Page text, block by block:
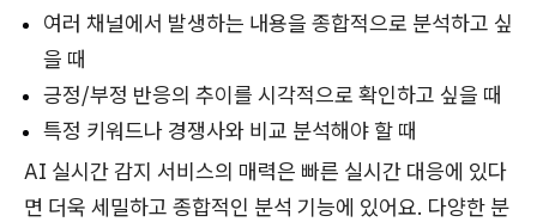
여러 채널에서 발생하는 내용을 종합적으로 분석하고 싶
을 때
긍정/부정 반응의 추이를 시각적으로 확인하고 싶을 때
특정 키워드나 경쟁사와 비교 분석해야 할 때
AI 실시간 감지 서비스의 매력은 빠른 실시간 대응에 있다
면 더욱 세밀하고 종합적인 분석 기능에 있어요. 다양한 분